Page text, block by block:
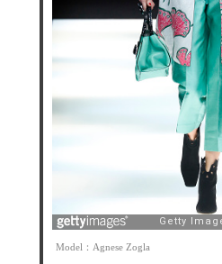
Model：Agnese Zogla